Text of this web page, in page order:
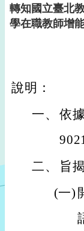
轉知國立臺北
學在職教師增
說明：
一、 依
二、
旨
(一)